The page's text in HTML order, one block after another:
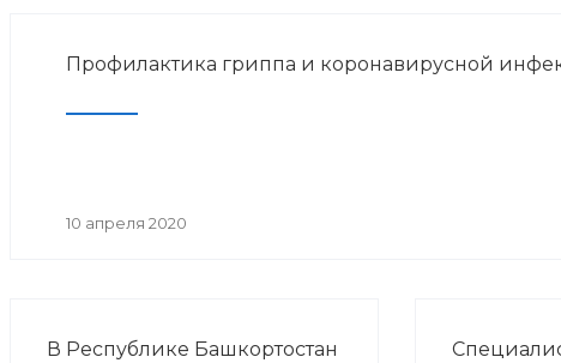
Профилактика гриппа и коронавирусной
10 апреля 2020
В Республике Башкортостан